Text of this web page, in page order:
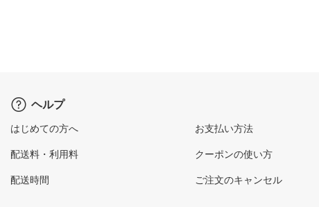
ヘルプ
はじめての方へ
配送料・利用料
配送時間
お支払い方法
クーポンの使い方
ご注文のキャンセル